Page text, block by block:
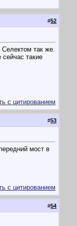
#52
так же.
такие
#53
мост в
#54